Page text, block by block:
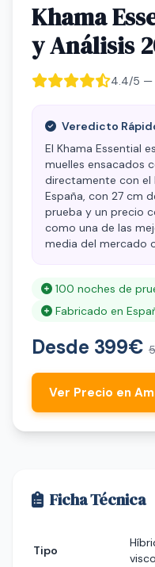
Khama
y Análisis
4.4/5 —
Veredicto
El Khama Essential
muelles ensacados
directamente con el
España, con 27 cm
prueba y un precio
como una de las
media del mercado
100 noches de
Fabricado en
Desde 399€
Ver Precio en
Ficha Técnica
Tipo